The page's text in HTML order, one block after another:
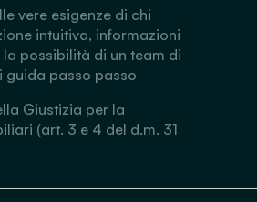
vere esigenze di chi
intuitiva, informazioni
possibilità di un team di
passo passo
Giustizia per la
(art. 3 e 4 del d.m. 31